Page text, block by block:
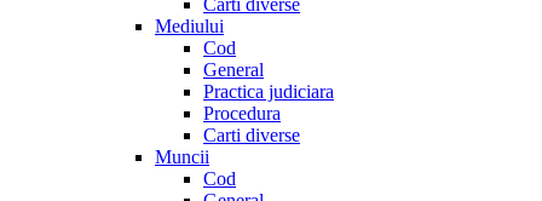
Carti diverse
Mediului
Cod
General
Practica judiciara
Procedura
Carti diverse
Muncii
Cod